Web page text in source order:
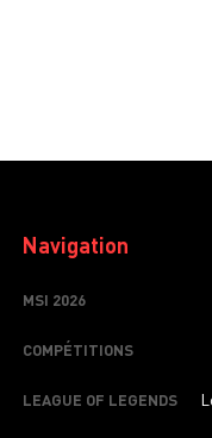
Navigation
MSI 2026
COMPÉTITIONS
LEAGUE OF LEGENDS